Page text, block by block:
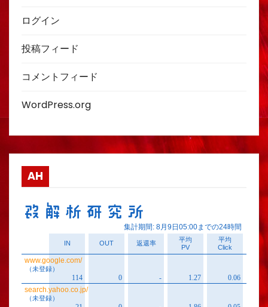
ログイン
投稿フィード
コメントフィード
WordPress.org
AH